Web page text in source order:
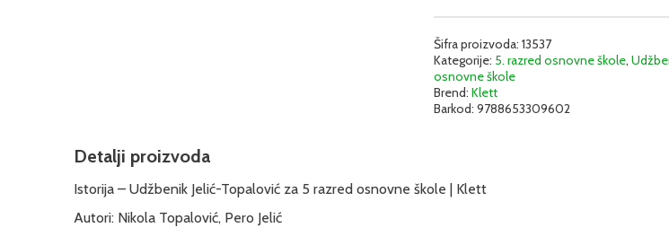
(Jelić-
Topalović)
|
Klett
količina
Šifra proizvoda:13537
Kategorije: 5. razred osnovne škole,
osnovne škole
Brend:Klett
Barkod:9788653309602
Detalji proizvoda
Istorija – Udžbenik Jelić-Topalović za 5 razred osnovne škole | Klett
Autori: Nikola Topalović, Pero Jelić